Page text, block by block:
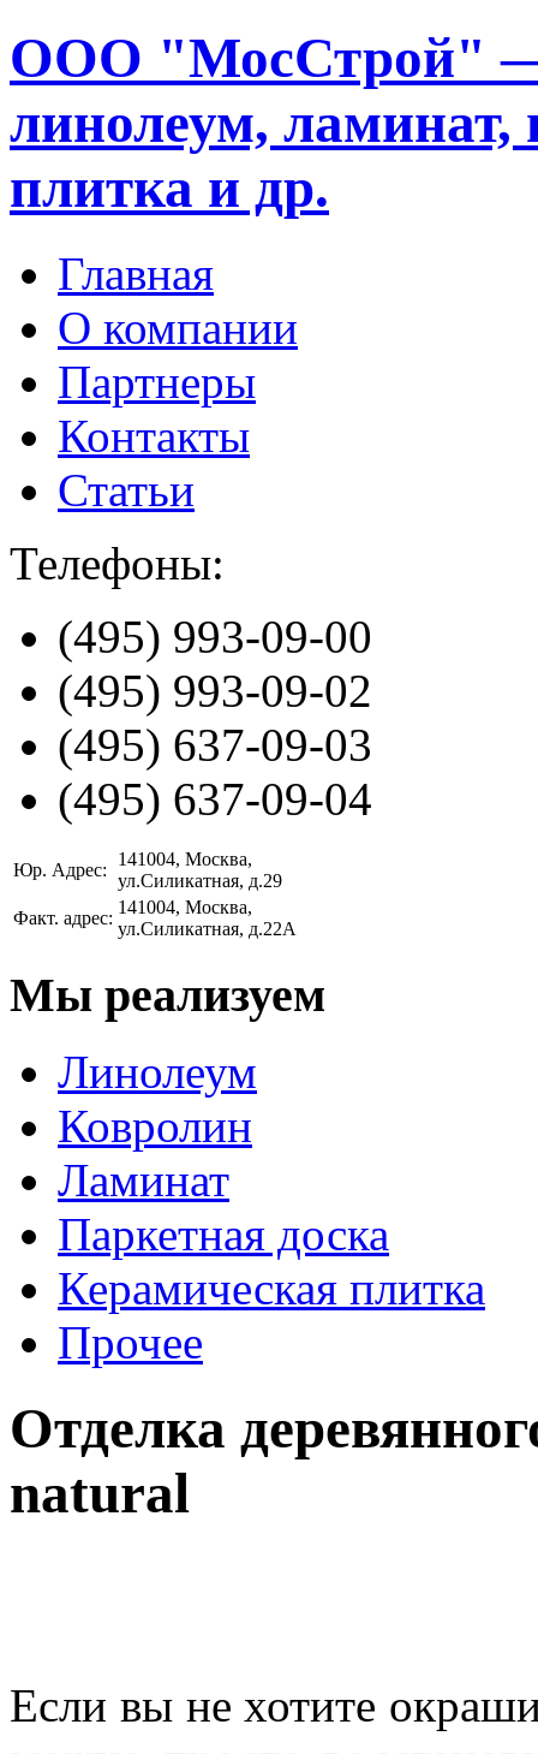
ООО "МосСтрой" —
линолеум, ламинат,
плитка и др.
Главная
О компании
Партнеры
Контакты
Статьи
Телефоны:
(495) 993-09-00
(495) 993-09-02
(495) 637-09-03
(495) 637-09-04
Юр. Адрес:
141004, Москва,
ул.Силикатная, д.29
Факт. адрес:
141004, Москва,
ул.Силикатная, д.22А
Мы реализуем
Линолеум
Ковролин
Ламинат
Паркетная доска
Керамическая плитка
Прочее
Отделка
natural
Если вы не хотите